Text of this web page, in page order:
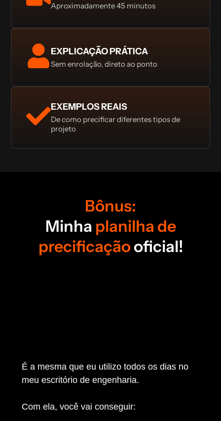
Aproximadamente 45 minutos
EXPLICAÇÃO PRÁTICA
Sem enrolação, direto ao ponto
EXEMPLOS REAIS
De como precificar diferentes tipos de
projeto
Bônus:
Minha planilha de
precificaçãooficial!
É a mesma que eu utilizo todos os dias no
meu escritório de engenharia.
Com ela, você vai conseguir: